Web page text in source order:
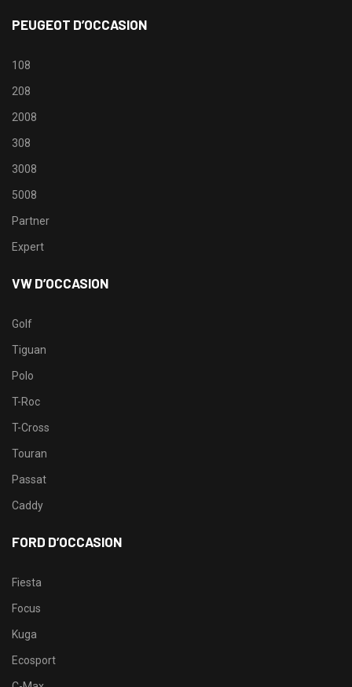
PEUGEOT D’OCCASION
108
208
2008
308
3008
5008
Partner
Expert
VW D’OCCASION
Golf
Tiguan
Polo
T-Roc
T-Cross
Touran
Passat
Caddy
FORD D’OCCASION
Fiesta
Focus
Kuga
Ecosport